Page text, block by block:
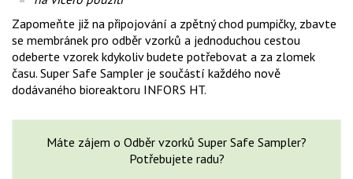
Zapomeňte již na připojování a zpětný chod pumpičky, zbavte
se membránek pro odběr vzorků a jednoduchou cestou
odeberte vzorek kdykoliv budete potřebovat a za zlomek
času. Super Safe Sampler je součástí každého nově
dodávaného bioreaktoru INFORS HT.
Máte zájem o Odběr vzorků Super Safe Sampler?
Potřebujete radu?